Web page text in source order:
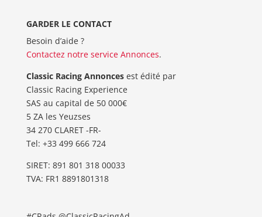
GARDER LE CONTACT
Besoin d’aide ?
Contactez notre service Annonces.
Classic Racing Annoncesest édité par
Classic Racing Experience
SAS au capital de 50 000€
5 ZA les Yeuzses
34 270 CLARET -FR-
Tel: ‭+33 499 666 724‬
SIRET: 891 801 318 00033
TVA: FR1 8891801318